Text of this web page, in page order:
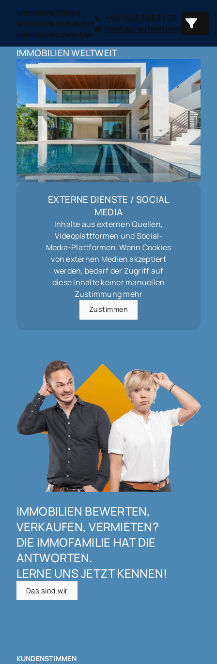
Immobilie finden
Immobilie verkaufen
Immobilie bewerten
+49 7621 588 37 70
Kontakt aufnehmen
IMMOBILIEN WELTWEIT
EXTERNE DIENSTE / SOCIAL
MEDIA
Inhalte aus externen Quellen,
Videoplattformen und Social-
Media-Plattformen. Wenn Cookies
von externen Medien akzeptiert
werden, bedarf der Zugriff auf
diese Inhalte keiner manuellen
Zustimmung mehr
Zustimmen
IMMOBILIEN BEWERTEN,
VERKAUFEN, VERMIETEN?
DIE IMMOFAMILIE HAT DIE
ANTWORTEN.
LERNE UNS JETZT KENNEN!
Das sind wir
KUNDENSTIMMEN